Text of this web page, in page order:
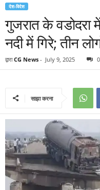
देश-विदेश
गुजरात के वडोदरा
नदी में गिरे; तीन
द्वारा CG News - July 9, 2025 0
साझा करना